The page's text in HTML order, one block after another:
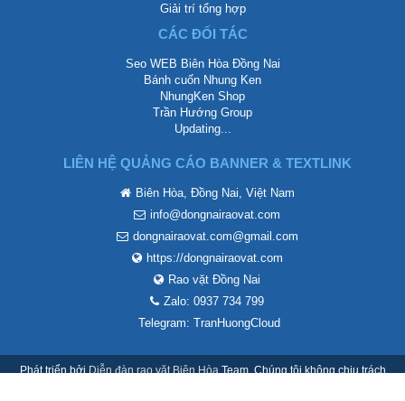
Giải trí tổng hợp
CÁC ĐỐI TÁC
Seo WEB Biên Hòa Đồng Nai
Bánh cuốn Nhung Ken
NhungKen Shop
Trần Hướng Group
Updating...
LIÊN HỆ QUẢNG CÁO BANNER & TEXTLINK
Biên Hòa, Đồng Nai, Việt Nam
info@dongnairaovat.com
dongnairaovat.com@gmail.com
https://dongnairaovat.com
Rao vặt Đồng Nai
Zalo: 0937 734 799
Telegram: TranHuongCloud
Phát triển bởi Diễn đàn rao vặt Biên Hòa Team. Chúng tôi không chịu trách